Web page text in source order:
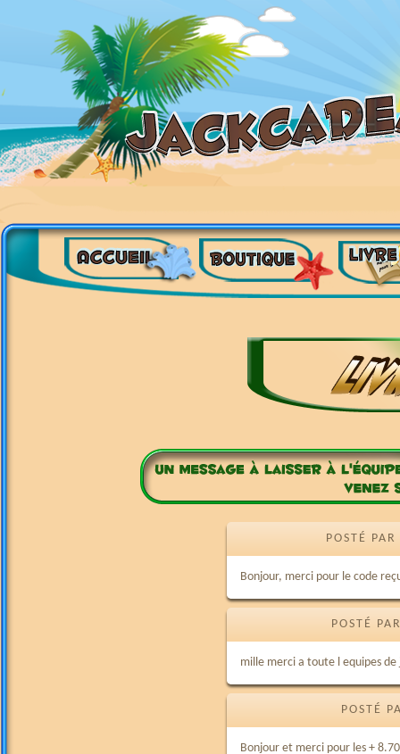
POSTÉ
Bonjour, merci pour le code
POSTÉ
mille merci a toute l equipes
POSTÉ
Bonjour et merci pour les +